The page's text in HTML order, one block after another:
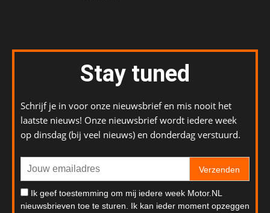
Stay tuned
Schrijf je in voor onze nieuwsbrief en mis nooit het
laatste nieuws! Onze nieuwsbrief wordt iedere week
op dinsdag (bij veel nieuws) en donderdag verstuurd.
Verzenden
Ik geef toestemming om mij iedere week Motor.NL
nieuwsbrieven toe te sturen. Ik kan ieder moment opzeggen